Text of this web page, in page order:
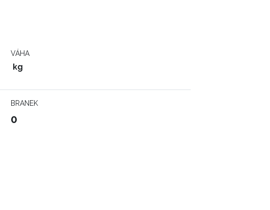
VÁHA
kg
BRANEK
0